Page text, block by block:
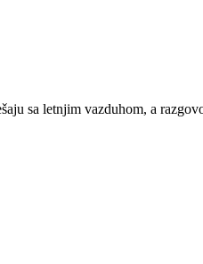
sa letnjim vazduhom, a